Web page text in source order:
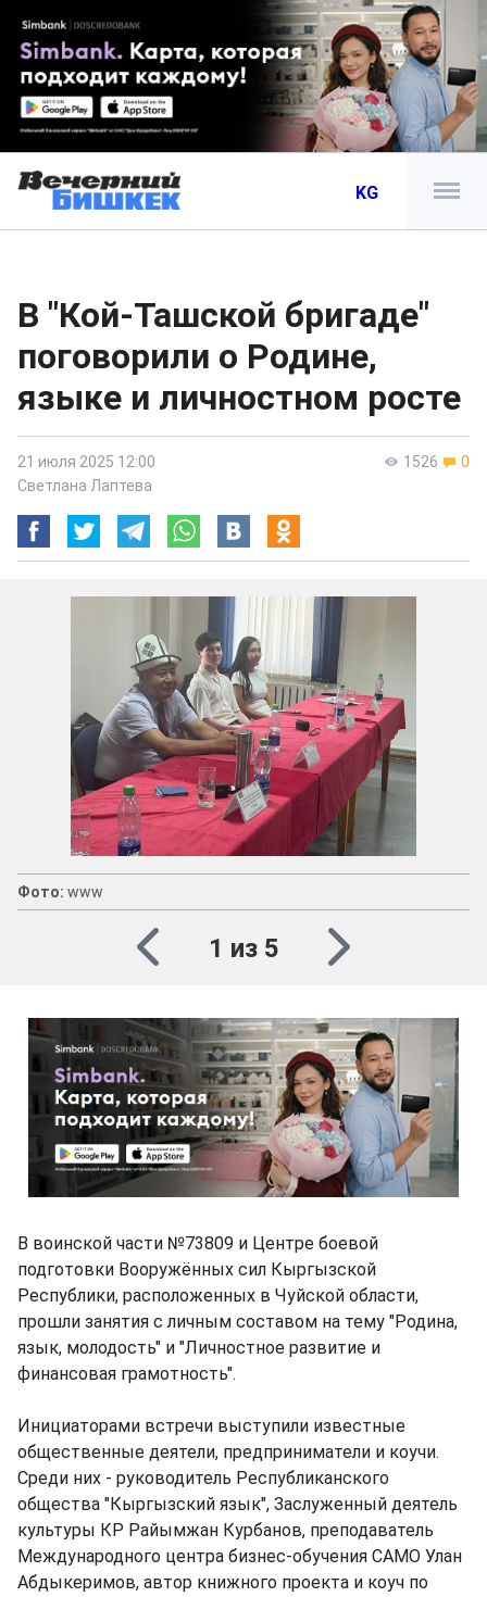
KG
В "Кой-Ташской бригаде"
поговорили о Родине,
языке и личностном росте
1526 0
21 июля 2025 12:00
Светлана Лаптева
Фото: www
1 из 5
В воинской части №73809 и Центре боевой
подготовки Вооружённых сил Кыргызской
Республики, расположенных в Чуйской области,
прошли занятия с личным составом на тему "Родина,
язык, молодость" и "Личностное развитие и
финансовая грамотность".
Инициаторами встречи выступили известные
общественные деятели, предприниматели и коучи.
Среди них - руководитель Республиканского
общества "Кыргызский язык", Заслуженный деятель
культуры КР Райымжан Курбанов, преподаватель
Международного центра бизнес-обучения САМО Улан
Абдыкеримов, автор книжного проекта и коуч по